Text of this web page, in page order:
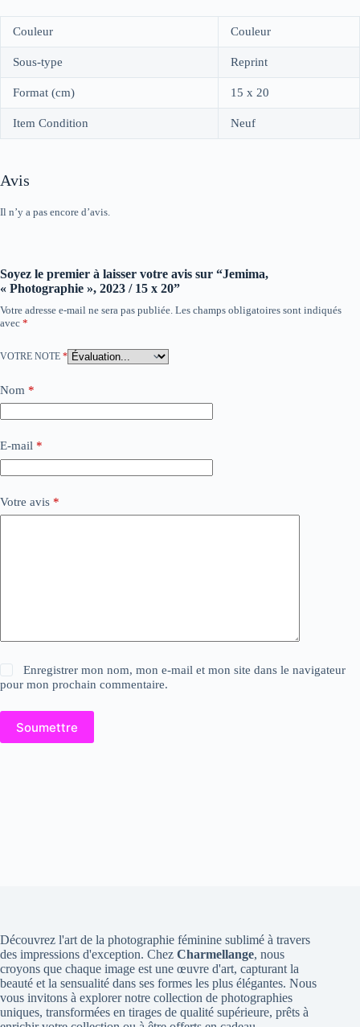
Couleur Couleur
Sous-type Reprint
Format (cm) 15 x 20
Item Condition Neuf
Avis
Il n’y a pas encore d’avis.
Soyez le premier à laisser votre avis sur “Jemima,
« Photographie », 2023 / 15 x 20”
Votre adresse e-mail ne sera pas publiée. Les champs obligatoires sont indiqués
avec *
VOTRE NOTE *
Nom *
E-mail *
Votre avis *
Enregistrer mon nom, mon e-mail et mon site dans le navigateur
pour mon prochain commentaire.
Soumettre
Découvrez l'art de la photographie féminine sublimé à travers
des impressions d'exception. Chez Charmellange, nous
croyons que chaque image est une œuvre d'art, capturant la
beauté et la sensualité dans ses formes les plus élégantes. Nous
vous invitons à explorer notre collection de photographies
uniques, transformées en tirages de qualité supérieure, prêts à